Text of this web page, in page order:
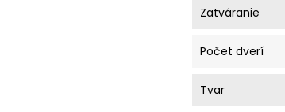
Zatváranie
Počet dverí
Tvar